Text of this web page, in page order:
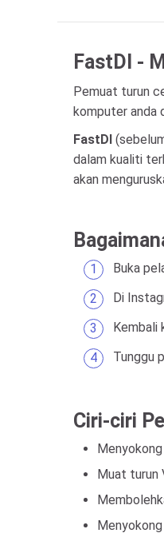
FastDl -
Pemuat turun
komputer anda
FastDl
dalam kualiti
akan
Buka
Di
Kembali
Tunggu
Ciri-ciri
Muat turun